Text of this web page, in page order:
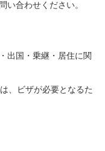
い合わせください。
出国・乗継・居住に関
、ビザが必要となるた